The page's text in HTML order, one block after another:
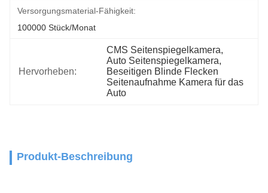
Versorgungsmaterial-Fähigkeit:
100000 Stück/Monat
Hervorheben:
CMS Seitenspiegelkamera,
Auto Seitenspiegelkamera,
Beseitigen Blinde Flecken
Seitenaufnahme Kamera für das
Auto
Produkt-Beschreibung